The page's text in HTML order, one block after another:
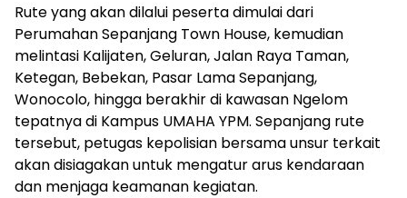
Rute yang akan dilalui peserta dimulai dari
Perumahan Sepanjang Town House, kemudian
melintasi Kalijaten, Geluran, Jalan Raya Taman,
Ketegan, Bebekan, Pasar Lama Sepanjang,
Wonocolo, hingga berakhir di kawasan Ngelom
tepatnya di Kampus UMAHA YPM. Sepanjang rute
tersebut, petugas kepolisian bersama unsur terkait
akan disiagakan untuk mengatur arus kendaraan
dan menjaga keamanan kegiatan.